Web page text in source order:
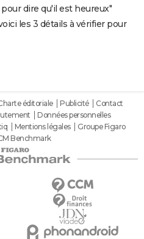
dire qu'il est heureux"
les 3 détails à vérifier pour
éditoriale Publicité
Contact
Données personnelles
Mentions légales
Groupe Figaro
Benchmark